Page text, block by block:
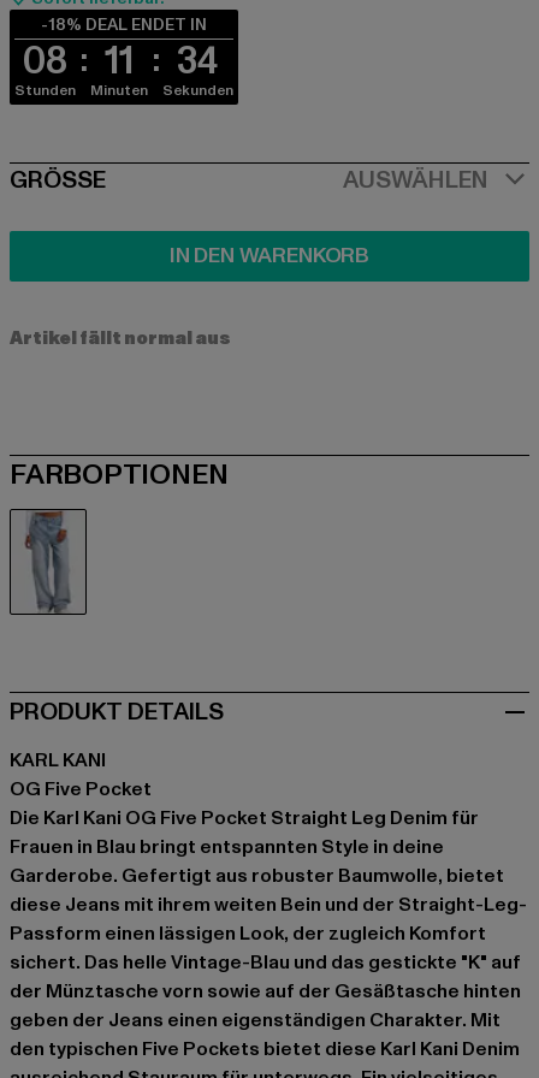
-18% DEAL ENDET IN
08
Stunden
11
Minuten
33
Sekunden
SIZE
GRÖSSE AUSWÄHLEN
IN DEN WARENKORB
Artikel fällt normal aus
FARBOPTIONEN
PRODUKT DETAILS
KARL KANI
OG Five Pocket
Die Karl Kani OG Five Pocket Straight Leg Denim für
Frauen in Blau bringt entspannten Style in deine
Garderobe. Gefertigt aus robuster Baumwolle, bietet
diese Jeans mit ihrem weiten Bein und der Straight-Leg-
Passform einen lässigen Look, der zugleich Komfort
sichert. Das helle Vintage-Blau und das gestickte "K" auf
der Münztasche vorn sowie auf der Gesäßtasche hinten
geben der Jeans einen eigenständigen Charakter. Mit
den typischen Five Pockets bietet diese Karl Kani Denim